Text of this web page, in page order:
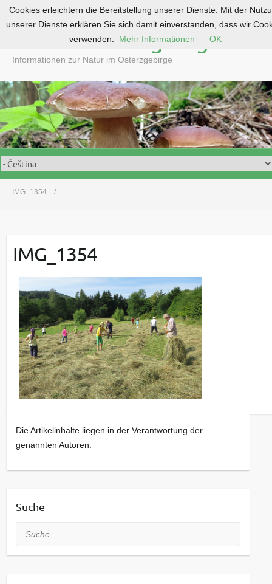
o
c
o
n
t
e
n
Natur im Osterzgebirge
Informationen zur Natur im Osterzgebirge
IMG_1354
IMG_1354
Die Artikelinhalte liegen in der Verantwortung der
genannten Autoren.
Suche
Suche
Cookies erleichtern die Bereitstellung unserer Dienste. Mit der
unserer Dienste erklären Sie sich damit einverstanden, dass wir
verwenden.
Mehr Informationen OK